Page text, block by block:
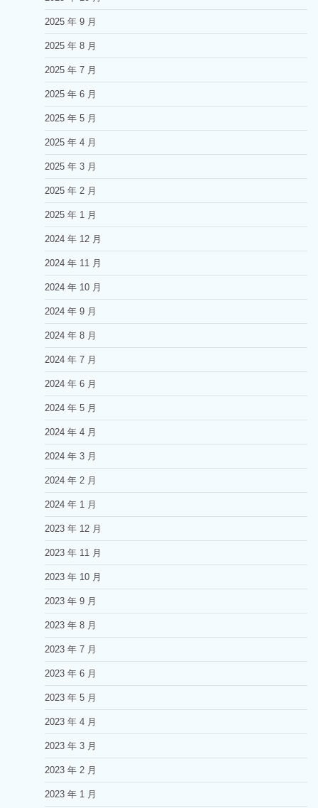
2025 年 9 月
2025 年 8 月
2025 年 7 月
2025 年 6 月
2025 年 5 月
2025 年 4 月
2025 年 3 月
2025 年 2 月
2025 年 1 月
2024 年 12 月
2024 年 11 月
2024 年 10 月
2024 年 9 月
2024 年 8 月
2024 年 7 月
2024 年 6 月
2024 年 5 月
2024 年 4 月
2024 年 3 月
2024 年 2 月
2024 年 1 月
2023 年 12 月
2023 年 11 月
2023 年 10 月
2023 年 9 月
2023 年 8 月
2023 年 7 月
2023 年 6 月
2023 年 5 月
2023 年 4 月
2023 年 3 月
2023 年 2 月
2023 年 1 月